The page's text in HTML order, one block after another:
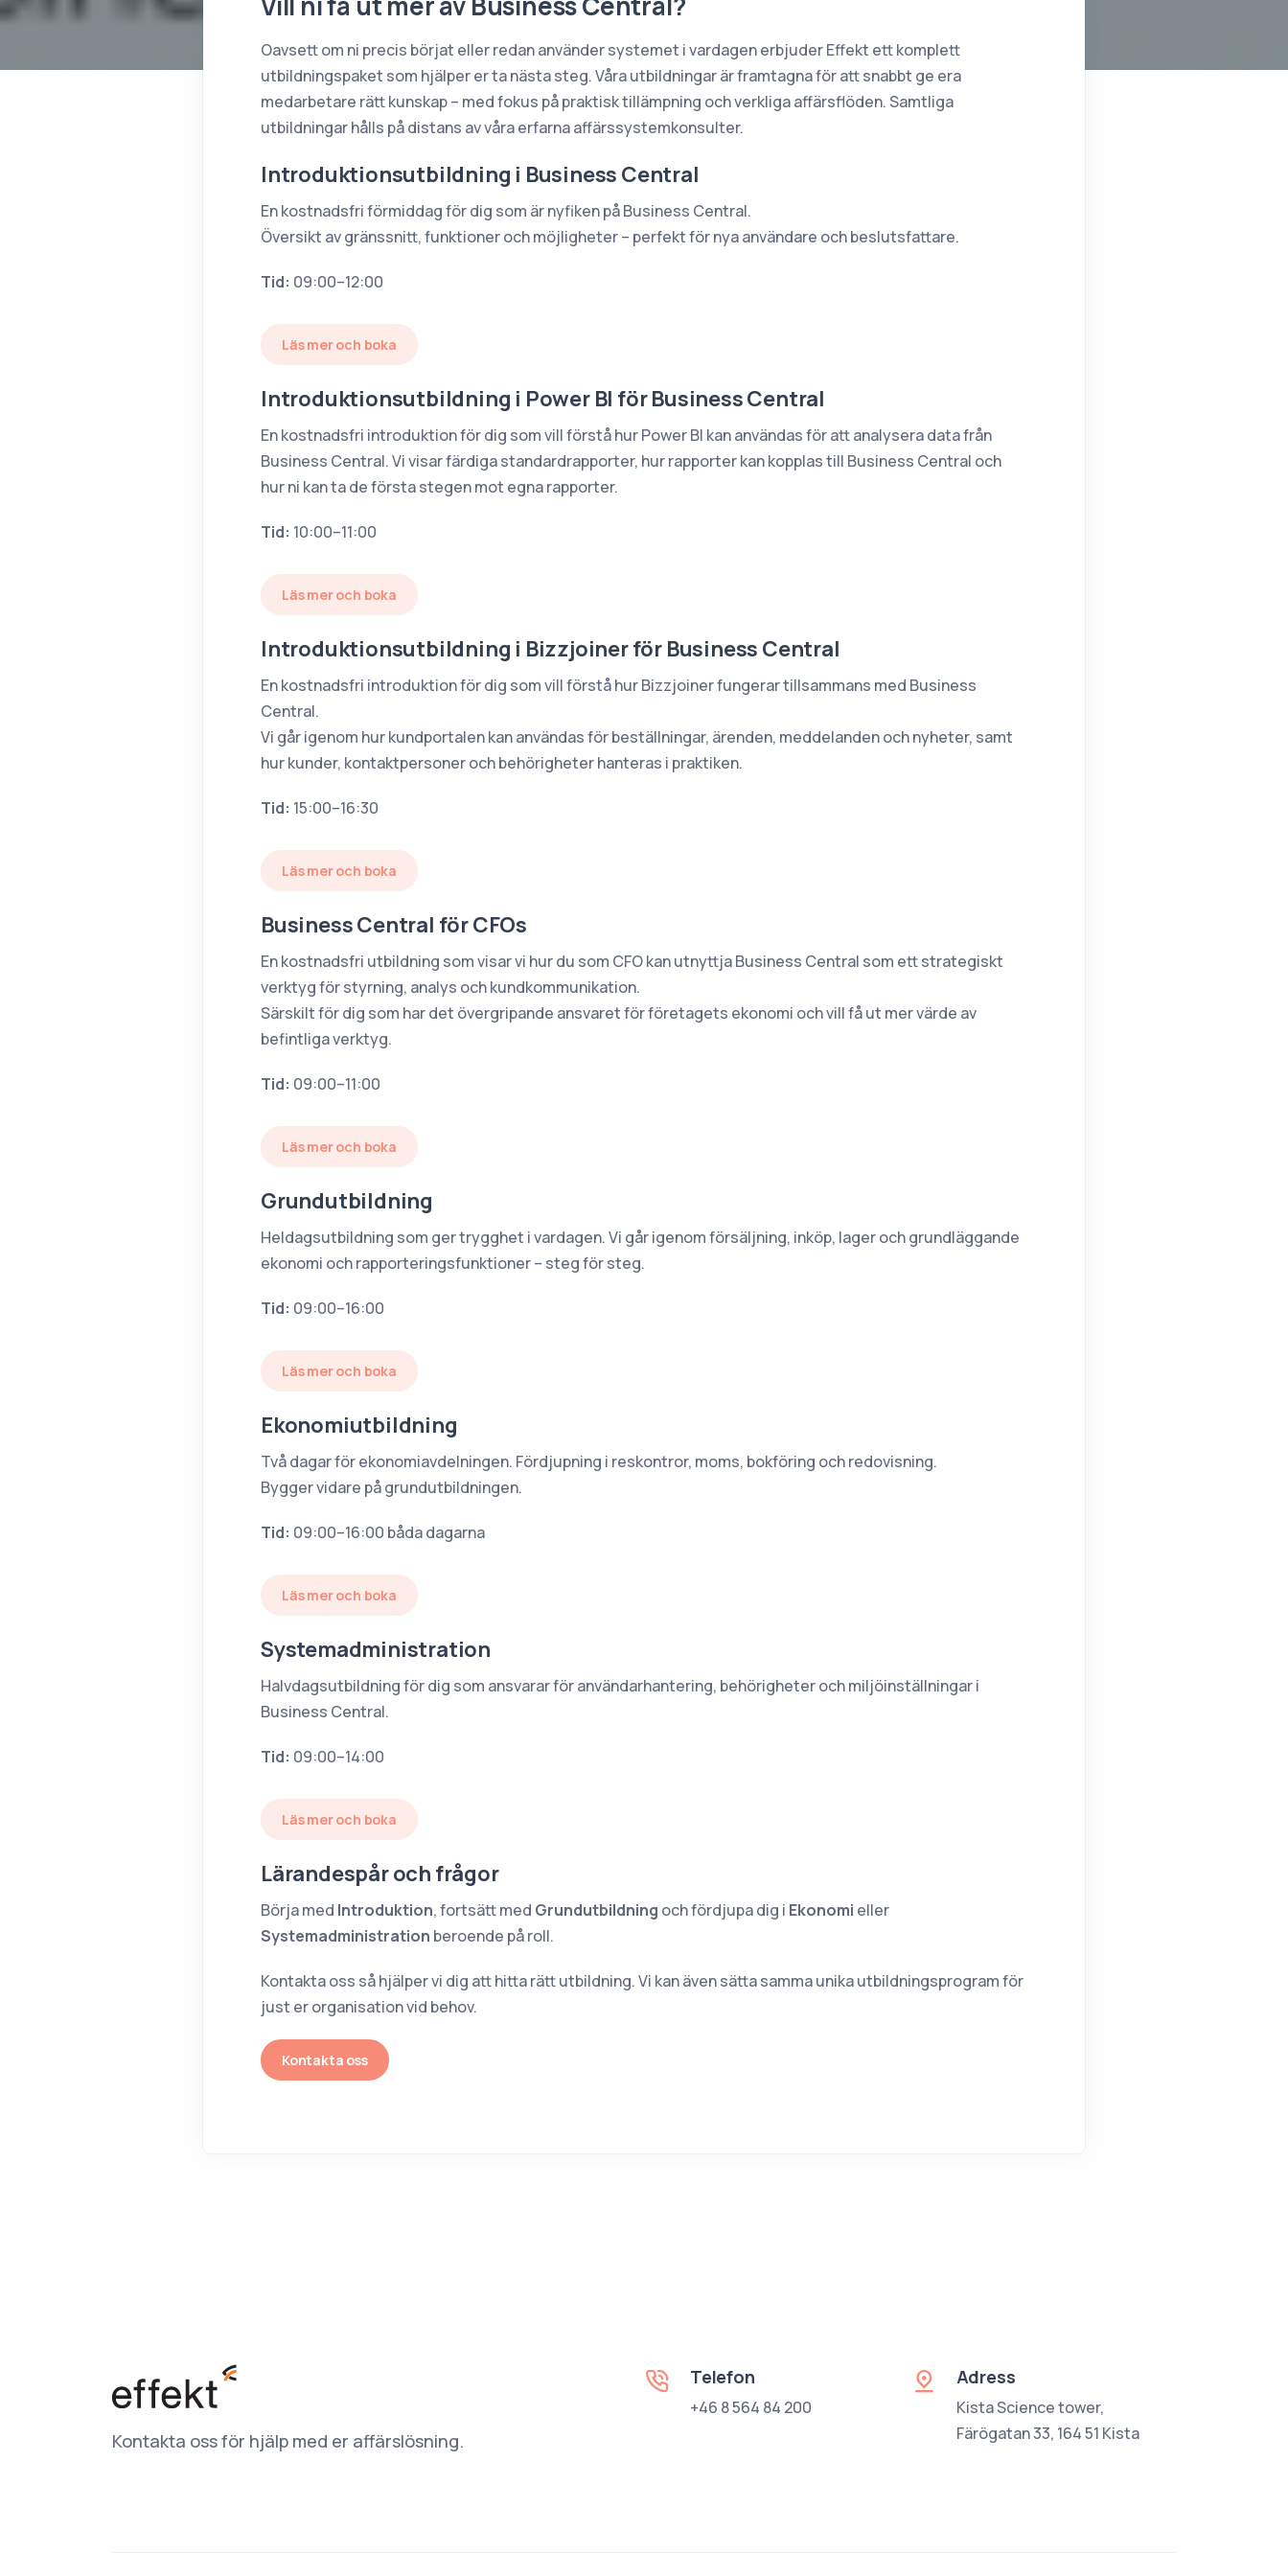
Oavsett om ni precis börjat eller redan använder systemet i vardagen erbjuder Effekt ett komplett
utbildningspaket som hjälper er ta nästa steg. Våra utbildningar är framtagna för att snabbt ge era
medarbetare rätt kunskap – med fokus på praktisk tillämpning och verkliga affärsflöden. Samtliga
utbildningar hålls på distans av våra erfarna affärssystemkonsulter.
Introduktionsutbildning i Business Central
En kostnadsfri förmiddag för dig som är nyfiken på Business Central.
Översikt av gränssnitt, funktioner och möjligheter – perfekt för nya användare och beslutsfattare.
Tid: 09:00–12:00
Läs mer och boka
Introduktionsutbildning i Power BI för Business Central
En kostnadsfri introduktion för dig som vill förstå hur Power BI kan användas för att analysera data från
Business Central. Vi visar färdiga standardrapporter, hur rapporter kan kopplas till Business Central och
hur ni kan ta de första stegen mot egna rapporter.
Tid: 10:00–11:00
Läs mer och boka
Introduktionsutbildning i Bizzjoiner för Business Central
En kostnadsfri introduktion för dig som vill förstå hur Bizzjoiner fungerar tillsammans med Business
Central.
Vi går igenom hur kundportalen kan användas för beställningar, ärenden, meddelanden och nyheter, samt
hur kunder, kontaktpersoner och behörigheter hanteras i praktiken.
Tid: 15:00–16:30
Läs mer och boka
Business Central för CFOs
En kostnadsfri utbildning som visar vi hur du som CFO kan utnyttja Business Central som ett strategiskt
verktyg för styrning, analys och kundkommunikation.
Särskilt för dig som har det övergripande ansvaret för företagets ekonomi och vill få ut mer värde av
befintliga verktyg.
Tid: 09:00–11:00
Läs mer och boka
Grundutbildning
Heldagsutbildning som ger trygghet i vardagen. Vi går igenom försäljning, inköp, lager och grundläggande
ekonomi och rapporteringsfunktioner – steg för steg.
Tid: 09:00–16:00
Läs mer och boka
Ekonomiutbildning
Två dagar för ekonomiavdelningen. Fördjupning i reskontror, moms, bokföring och redovisning.
Bygger vidare på grundutbildningen.
Tid: 09:00–16:00 båda dagarna
Läs mer och boka
Systemadministration
Halvdagsutbildning för dig som ansvarar för användarhantering, behörigheter och miljöinställningar i
Business Central.
Tid: 09:00–14:00
Läs mer och boka
Lärandespår och frågor
Börja med Introduktion, fortsätt med Grundutbildning och fördjupa dig i Ekonomi eller
Systemadministration beroende på roll.
Kontakta oss så hjälper vi dig att hitta rätt utbildning. Vi kan även sätta samma unika utbildningsprogram för
just er organisation vid behov.
Kontakta oss
Kontakta oss för hjälp med er affärslösning.
Telefon
+46 8 564 84 200
Adress
Kista Science tower,
Färögatan 33, 164 51 Kista